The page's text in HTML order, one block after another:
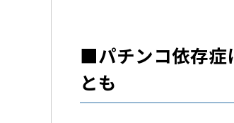
■パチンコ依存症
とも